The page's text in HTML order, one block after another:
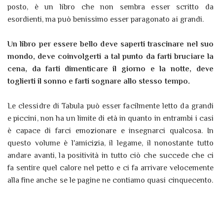
posto, è un libro che non sembra esser scritto da
esordienti, ma può benissimo esser paragonato ai grandi.
Un libro per essere bello deve saperti trascinare nel suo
mondo, deve coinvolgerti a tal punto da farti bruciare la
cena, da farti dimenticare il giorno e la notte, deve
toglierti il sonno e farti sognare allo stesso tempo.
Le clessidre di Tabula può esser facilmente letto da grandi
e piccini, non ha un limite di età in quanto in entrambi i casi
è capace di farci emozionare e insegnarci qualcosa. In
questo volume è l'amicizia, il legame, il nonostante tutto
andare avanti, la positività in tutto ciò che succede che ci
fa sentire quel calore nel petto e ci fa arrivare velocemente
alla fine anche se le pagine ne contiamo quasi cinquecento.